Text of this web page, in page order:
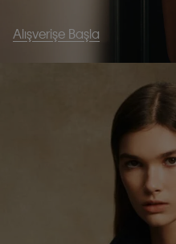
Alışverişe Başla